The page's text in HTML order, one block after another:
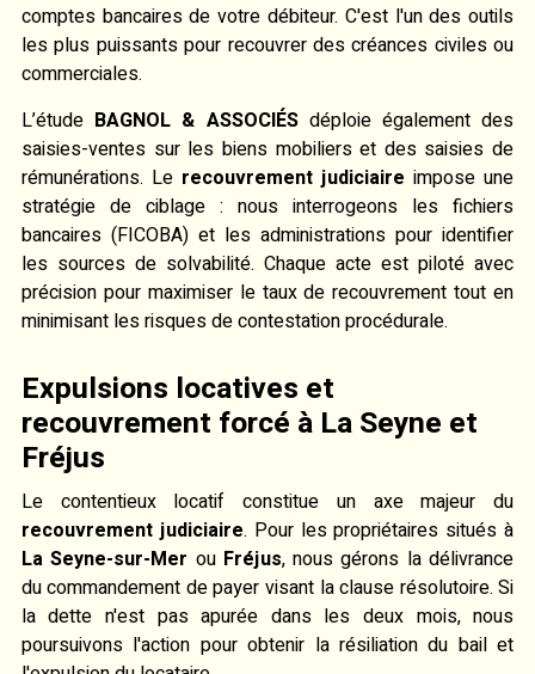
comptes bancaires de votre débiteur. C'est l'un des outils
les plus puissants pour recouvrer des créances civiles ou
commerciales.
L’étude BAGNOL & ASSOCIÉSdéploie également des
saisies-ventes sur les biens mobiliers et des saisies de
rémunérations. Le recouvrement judiciaire impose une
stratégie de ciblage : nous interrogeons les fichiers
bancaires (FICOBA) et les administrations pour identifier
les sources de solvabilité. Chaque acte est piloté avec
précision pour maximiser le taux de recouvrement tout en
minimisant les risques de contestation procédurale.
Expulsions locatives et
recouvrement forcé à La Seyne et
Fréjus
Le contentieux locatif constitue un axe majeur du
recouvrement judiciaire. Pour les propriétaires situés à
La Seyne-sur-Mer ou Fréjus, nous gérons la délivrance
du commandement de payer visant la clause résolutoire. Si
la dette n'est pas apurée dans les deux mois, nous
poursuivons l'action pour obtenir la résiliation du bail et